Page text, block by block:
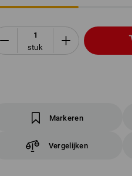
stuk
Markeren
Vergelijken